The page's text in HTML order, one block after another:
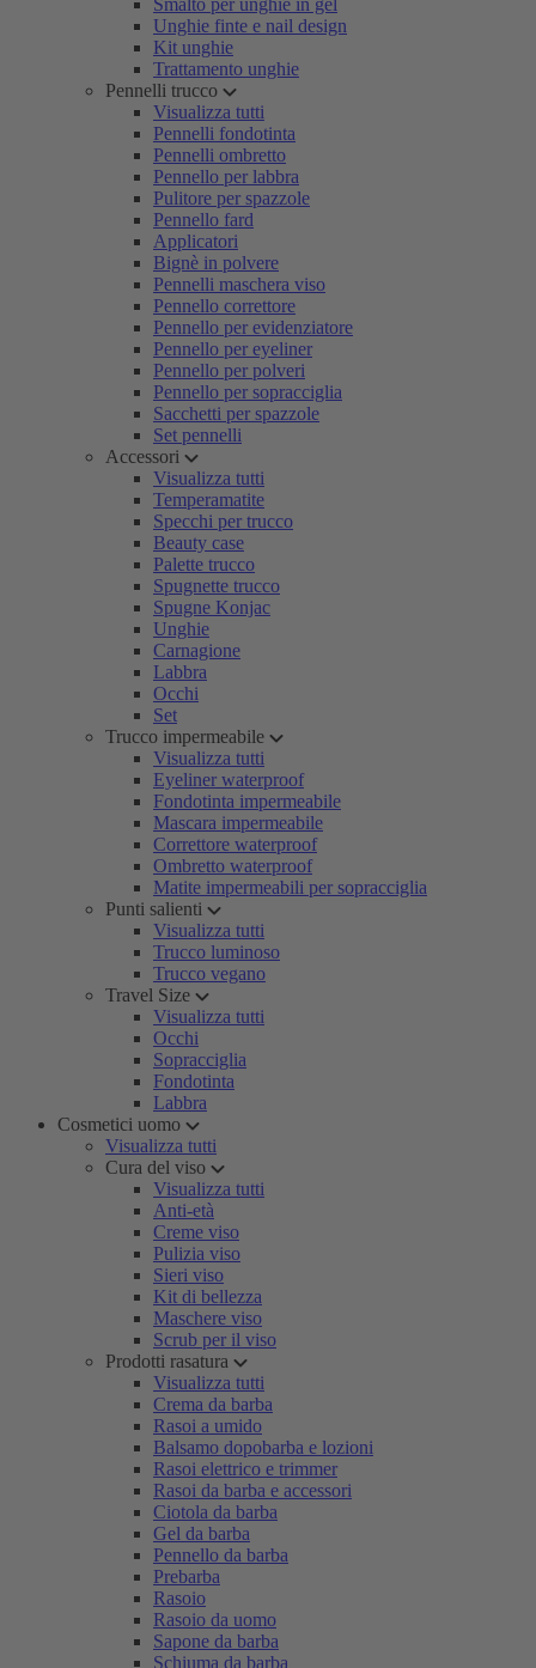
Smalto per unghie in gel
Unghie finte e nail design
Kit unghie
Trattamento unghie
Pennelli trucco
Visualizza tutti
Pennelli fondotinta
Pennelli ombretto
Pennello per labbra
Pulitore per spazzole
Pennello fard
Applicatori
Bignè in polvere
Pennelli maschera viso
Pennello correttore
Pennello per evidenziatore
Pennello per eyeliner
Pennello per polveri
Pennello per sopracciglia
Sacchetti per spazzole
Set pennelli
Accessori
Visualizza tutti
Temperamatite
Specchi per trucco
Beauty case
Palette trucco
Spugnette trucco
Spugne Konjac
Unghie
Carnagione
Labbra
Occhi
Set
Trucco impermeabile
Visualizza tutti
Eyeliner waterproof
Fondotinta impermeabile
Mascara impermeabile
Correttore waterproof
Ombretto waterproof
Matite impermeabili per sopracciglia
Punti salienti
Visualizza tutti
Trucco luminoso
Trucco vegano
Travel Size
Visualizza tutti
Occhi
Sopracciglia
Fondotinta
Labbra
Cosmetici uomo
Visualizza tutti
Cura del viso
Visualizza tutti
Anti-età
Creme viso
Pulizia viso
Sieri viso
Kit di bellezza
Maschere viso
Scrub per il viso
Prodotti rasatura
Visualizza tutti
Crema da barba
Rasoi a umido
Balsamo dopobarba e lozioni
Rasoi elettrico e trimmer
Rasoi da barba e accessori
Ciotola da barba
Gel da barba
Pennello da barba
Prebarba
Rasoio
Rasoio da uomo
Sapone da barba
Schiuma da barba